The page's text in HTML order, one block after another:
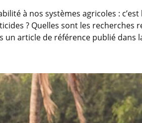
à nos systèmes agricoles : c’est
? Quelles sont les recherches
article de référence publié dans